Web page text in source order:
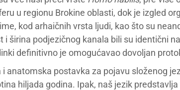
u regionu Brokine oblasti, dok je izgled
kod arhaičnih vrsta ljudi, kao što su
i širina podjezičnog kanala bili su identični
definitivno je omogućavao dovoljan
i anatomska postavka za pojavu složenog
hiljada godina. Ipak, naš jezik